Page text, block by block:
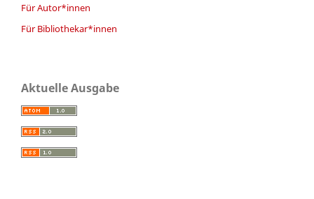
Für Autor*innen
Für Bibliothekar*innen
Aktuelle Ausgabe